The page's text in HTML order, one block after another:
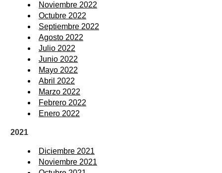
Noviembre 2022
Octubre 2022
Septiembre 2022
Agosto 2022
Julio 2022
Junio 2022
Mayo 2022
Abril 2022
Marzo 2022
Febrero 2022
Enero 2022
2021
Diciembre 2021
Noviembre 2021